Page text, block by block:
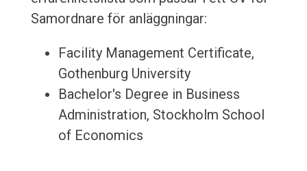
Samordnare för anläggningar:
Facility Management Certificate,
Gothenburg University
Bachelor's Degree in Business
Administration, Stockholm School
of Economics